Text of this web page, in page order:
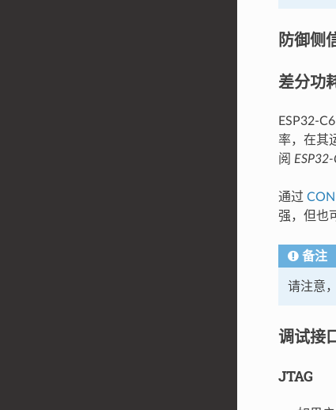
防御侧
差分功
ESP32-
率，在其
阅
通过
强，但也
备注
请注意
调试接
JTAG